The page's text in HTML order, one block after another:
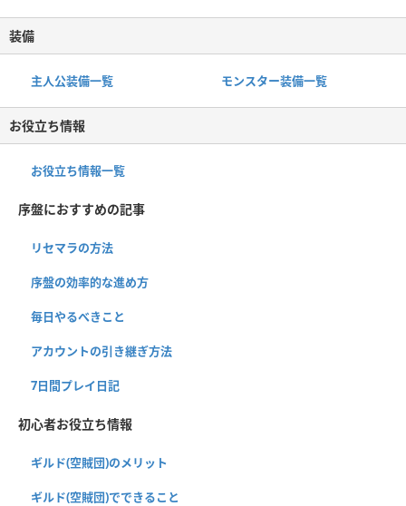
装備
主人公装備一覧 モンスター装備一覧
お役立ち情報
お役立ち情報一覧
序盤におすすめの記事
リセマラの方法
序盤の効率的な進め方
毎日やるべきこと
アカウントの引き継ぎ方法
7日間プレイ日記
初心者お役立ち情報
ギルド(空賊団)のメリット
ギルド(空賊団)でできること